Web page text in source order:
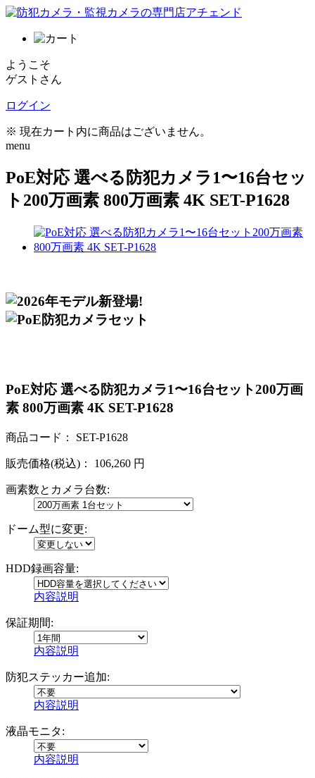
ようこそ
ゲストさん
ログイン
※ 現在カート内に商品はございません。
menu
PoE対応 選べる防犯カメラ1〜16台セッ
ト200万画素 800万画素 4K SET-P1628
PoE対応 選べる防犯カメラ1〜16台セット200万画
素 800万画素 4K SET-P1628
商品コード： SET-P1628
販売価格(税込)： 106,260 円
画素数とカメラ台数:
ドーム型に変更:
HDD録画容量:
内容説明
保証期間:
内容説明
防犯ステッカー追加:
内容説明
液晶モニタ:
内容説明